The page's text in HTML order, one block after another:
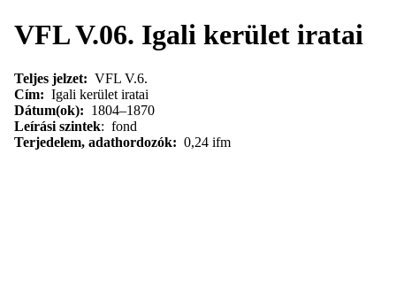
VFL V.06. Igali kerület iratai
Teljes jelzet: VFL V.6.
Cím: Igali kerület iratai
Dátum(ok): 1804–1870
Leírási szintek: fond
Terjedelem, adathordozók: 0,24 ifm